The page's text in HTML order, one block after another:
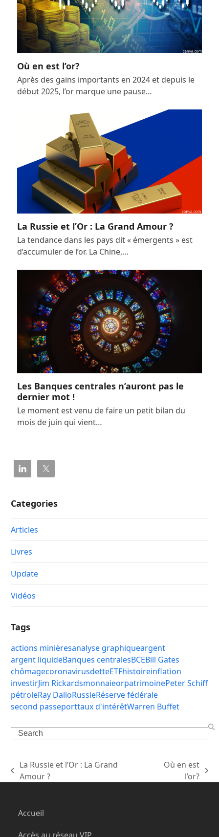
Où en est l’or?
Après des gains importants en 2024 et depuis le
début 2025, l’or marque une pause…
La Russie et l’Or : La Grand Amour ?
La tendance dans les pays dit « émergents » est
d’accumuler de l’or. La Chine,…
Les Banques centrales n’auront pas le
dernier mot !
Le moment est venu de faire un petit bilan du
mois de juin qui vient…
Categories
Articles
Livres
Update
Vidéos
Tags
actions minièresanalyse graphiqueargent
argent liquideBanques centralesBCEBill Gates
chômagecoronavirusdetteETFhistoireinflation
investirJim RickardsmonnaieorpatrimoinePeter Schiff
pétroleRay DalioRussieRéserve fédérale
second passeporttaux d'intérêtWarren Buffet
Search
previous
La Russie et l’Or : La Grand
Amour ?
Où en est
l’or?
Accueil